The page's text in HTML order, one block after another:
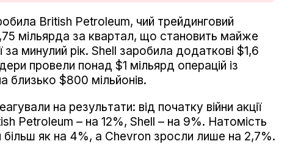
British Petroleum, чий трейдинговий
мільярда за квартал, що становить майже
за минулий рік. Shell заробила додаткові $1,6
провели понад $1 мільярд операцій із
близько $800 мільйонів.
на результати: від початку війни акції
Petroleum – на 12%, Shell – на 9%. Натомість
більш як на 4%, а Chevron зросли лише на 2,7%.